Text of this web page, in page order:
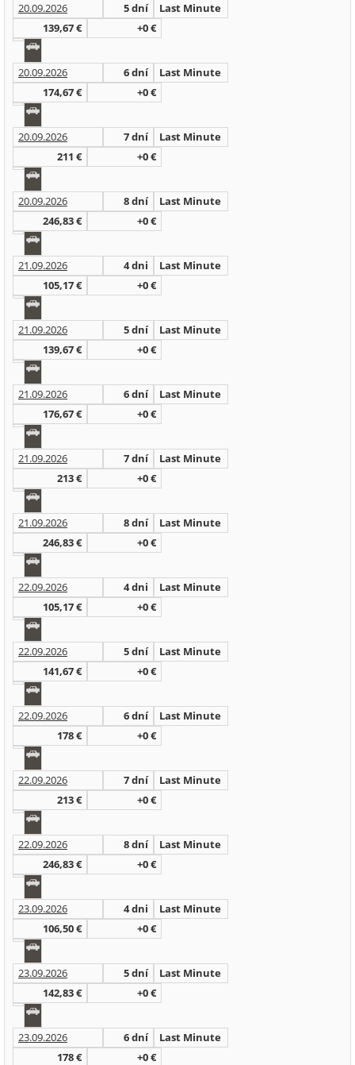
20.09.2026 5 dní
Last Minute
139,67 €
+0 €
20.09.2026 6 dní
Last Minute
174,67 €
+0 €
20.09.2026 7 dní
Last Minute
211 €
+0 €
20.09.2026 8 dní
Last Minute
246,83 €
+0 €
21.09.2026 4 dni
Last Minute
105,17 €
+0 €
21.09.2026 5 dní
Last Minute
139,67 €
+0 €
21.09.2026 6 dní
Last Minute
176,67 €
+0 €
21.09.2026 7 dní
Last Minute
213 €
+0 €
21.09.2026 8 dní
Last Minute
246,83 €
+0 €
22.09.2026 4 dni
Last Minute
105,17 €
+0 €
22.09.2026 5 dní
Last Minute
141,67 €
+0 €
22.09.2026 6 dní
Last Minute
178 €
+0 €
22.09.2026 7 dní
Last Minute
213 €
+0 €
22.09.2026 8 dní
Last Minute
246,83 €
+0 €
23.09.2026 4 dni
Last Minute
106,50 €
+0 €
23.09.2026 5 dní
Last Minute
142,83 €
+0 €
23.09.2026 6 dní
Last Minute
178 €
+0 €